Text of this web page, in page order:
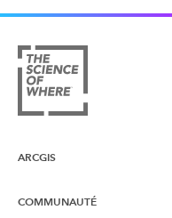
ARCGIS
Vue d’ensemble d’ArcGIS
COMMUNAUTÉ